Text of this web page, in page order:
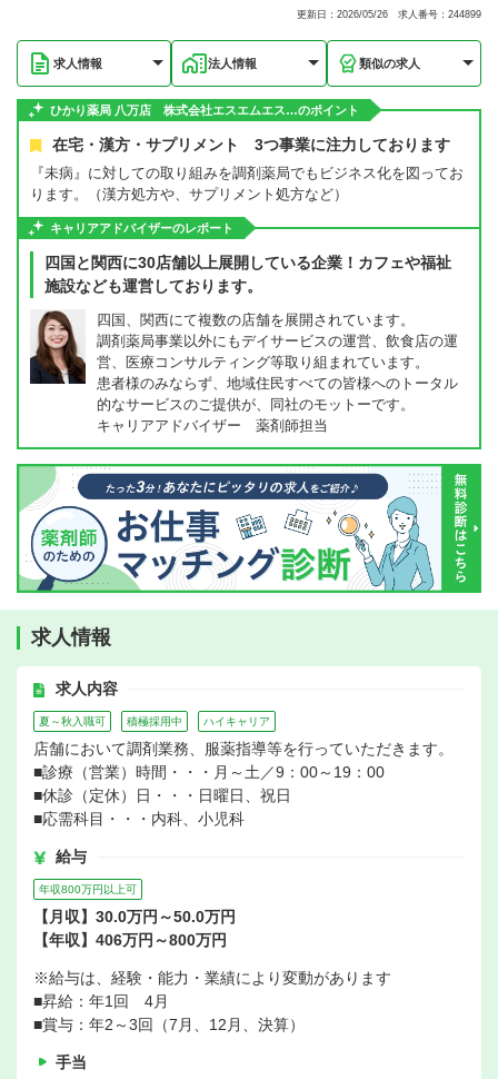
更新日：2026/05/26 求人番号：244899
求人情報 法人情報 類似の求人
ひかり薬局 八万店 株式会社エスエムエス…のポイント
在宅・漢方・サプリメント 3つ事業に注力しております
『未病』に対しての取り組みを調剤薬局でもビジネス化を図ってお
ります。（漢方処方や、サプリメント処方など）
キャリアアドバイザーのレポート
四国と関西に30店舗以上展開している企業！カフェや福祉
施設なども運営しております。
四国、関西にて複数の店舗を展開されています。
調剤薬局事業以外にもデイサービスの運営、飲食店の運
営、医療コンサルティング等取り組まれています。
患者様のみならず、地域住民すべての皆様へのトータル
的なサービスのご提供が、同社のモットーです。
キャリアアドバイザー 薬剤師担当
求人情報
求人内容
夏～秋入職可 積極採用中 ハイキャリア
店舗において調剤業務、服薬指導等を行っていただきます。
■診療（営業）時間・・・月～土／9：00～19：00
■休診（定休）日・・・日曜日、祝日
■応需科目・・・内科、小児科
給与
年収800万円以上可
【月収】30.0万円～50.0万円
【年収】406万円～800万円
※給与は、経験・能力・業績により変動があります
■昇給：年1回 4月
■賞与：年2～3回（7月、12月、決算）
手当